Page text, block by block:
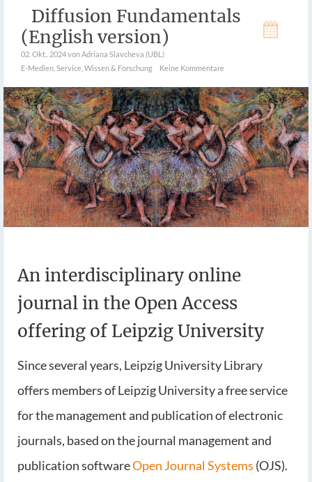
Diffusion Fundamentals
(English version)
02. Okt.. 2024von Adriana Slavcheva (UBL)
E-Medien Service Wissen & Forschung Keine Kommentare
An interdisciplinary online
journal in the Open Access
offering of Leipzig University
Since several years, Leipzig University Library
offers members of Leipzig University a free service
for the management and publication of electronic
journals, based on the journal management and
publication softwareOpen Journal Systems (OJS).